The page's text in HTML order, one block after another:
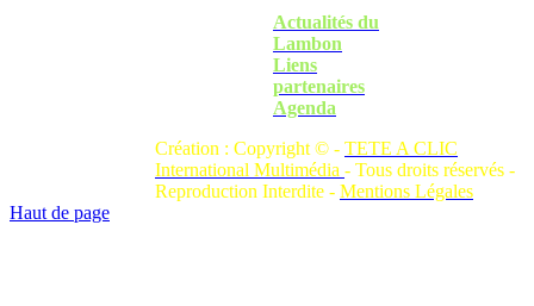
Actualités du
Lambon
Liens
partenaires
Agenda
Création : Copyright © - TETE A CLIC
International Multimédia - Tous droits réservés -
Reproduction Interdite - Mentions Légales
Haut de page